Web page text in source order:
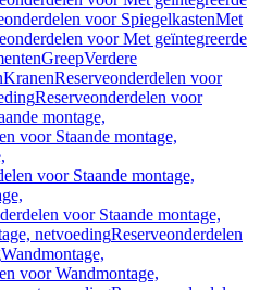
voor SpiegelkastenMet
voor Met geïntegreerde
GreepVerdere
KranenReserveonderdelen voor
Reserveonderdelen voor
montage,
voor Staande montage,
voor Staande montage,
voor Staande montage,
netvoedingReserveonderdelen
Wandmontage,
voor Wandmontage,